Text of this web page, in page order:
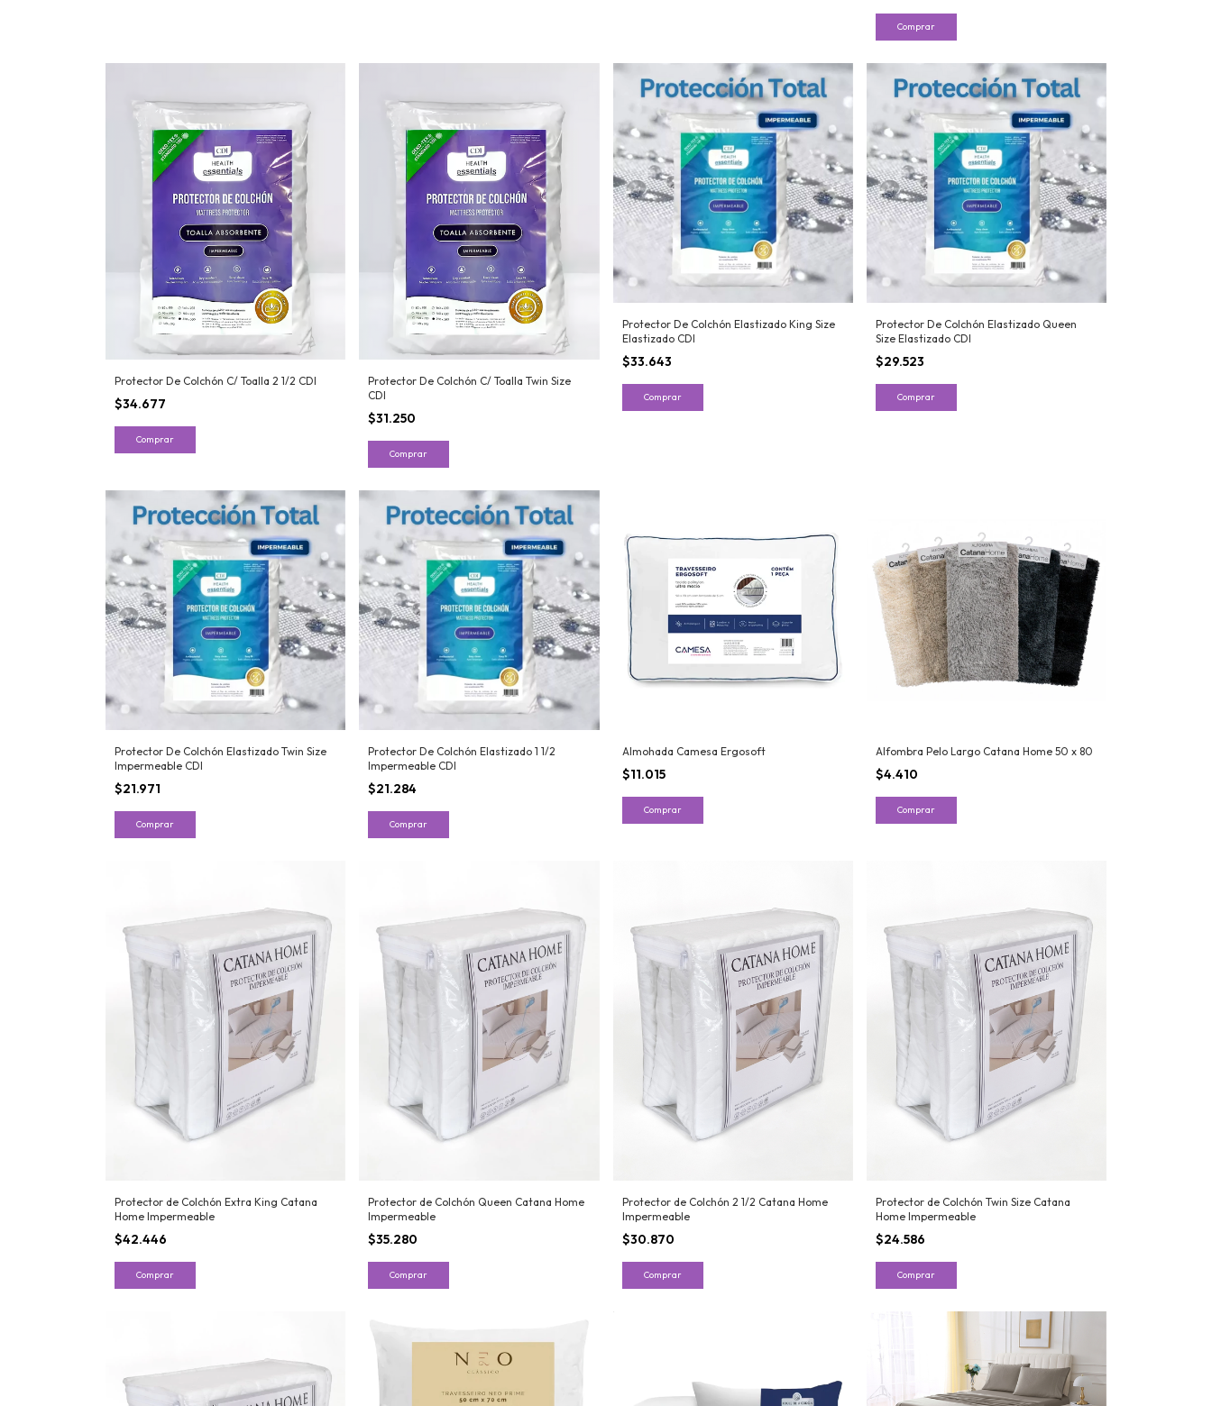
Comprar
Protector De Colchón C/ Toalla 2 1/2 CDI
$34.677
Comprar
Protector De Colchón C/ Toalla Twin Size
CDI
$31.250
Comprar
Protector De Colchón Elastizado King Size
Elastizado CDI
$33.643
Comprar
Protector De Colchón Elastizado Queen
Size Elastizado CDI
$29.523
Comprar
Protector De Colchón Elastizado Twin Size
Impermeable CDI
$21.971
Comprar
Protector De Colchón Elastizado 1 1/2
Impermeable CDI
$21.284
Comprar
Almohada Camesa Ergosoft
$11.015
Comprar
Alfombra Pelo Largo Catana Home 50 x 80
$4.410
Comprar
Protector de Colchón Extra King Catana
Home Impermeable
$42.446
Comprar
Protector de Colchón Queen Catana Home
Impermeable
$35.280
Comprar
Protector de Colchón 2 1/2 Catana Home
Impermeable
$30.870
Comprar
Protector de Colchón Twin Size Catana
Home Impermeable
$24.586
Comprar